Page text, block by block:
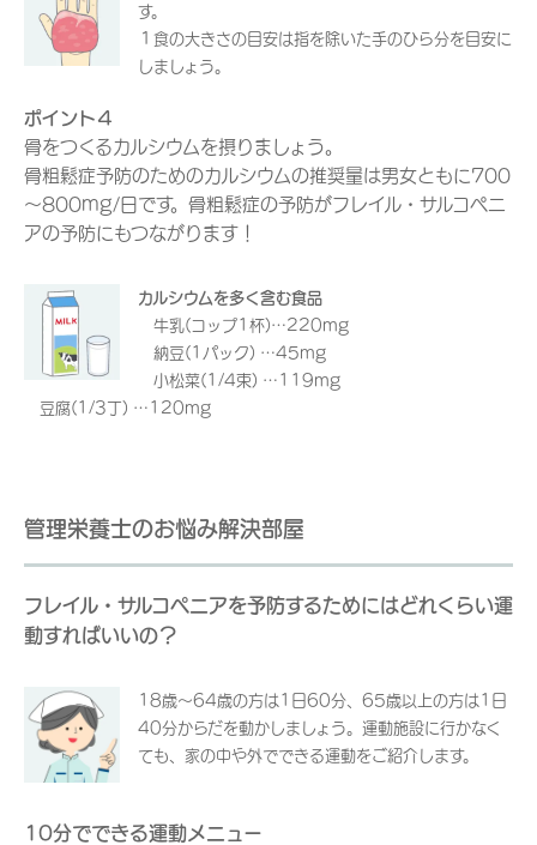
す。
１食の大きさの目安は指を除いた手のひら分を目安に
しましょう。
ポイント４
骨をつくるカルシウムを摂りましょう。
骨粗鬆症予防のためのカルシウムの推奨量は男女ともに700
～800mg/日です。骨粗鬆症の予防がフレイル・サルコペニ
アの予防にもつながります！
カルシウムを多く含む食品
牛乳(コップ1杯)…220mg
納豆(1パック) …45mg
小松菜(1/4束) …119mg
豆腐(1/3丁) …120mg
管理栄養士のお悩み解決部屋
フレイル・サルコペニアを予防するためにはどれくらい運
動すればいいの？
18歳～64歳の方は1日60分、65歳以上の方は1日
40分からだを動かしましょう。運動施設に行かなく
ても、家の中や外でできる運動をご紹介します。
10分でできる運動メニュー